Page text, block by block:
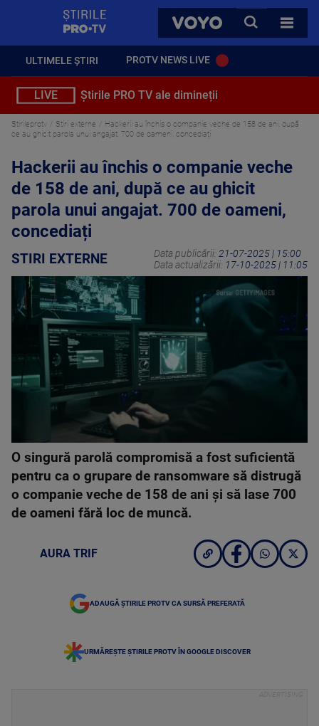
VOYO
CAUTA
TOATE
ULTIMELE ȘTIRI PROTV NEWS LIVE
LIVE Știrile PRO TV ale dimineții
Stirileprotv Stiri externe
Hackerii au închis o companie veche de 158 de ani, după
ce au ghicit parola unui angajat. 700 de oameni, concediați
Hackerii au închis o companie veche
de 158 de ani, după ce au ghicit
parola unui angajat. 700 de oameni,
concediați
STIRI EXTERNE Data publicării: 21-07-2025 | 15:00
Data actualizării: 17-10-2025 | 11:05
O singură parolă compromisă a fost suficientă
pentru ca o grupare de ransomware să distrugă
o companie veche de 158 de ani și să lase 700
de oameni fără loc de muncă.
AURA TRIF
ADAUGĂ ȘTIRILE PROTV CA SURSĂ PREFERATĂ
URMĂREȘTE ȘTIRILE PROTV ÎN GOOGLE DISCOVER